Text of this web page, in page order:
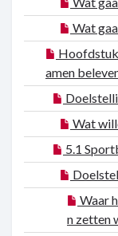
Wat
Hoofdstuk
amen
Wat
5.1
Waar
n zetten